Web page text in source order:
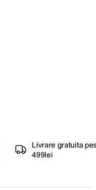
Livrare gratuita
499lei